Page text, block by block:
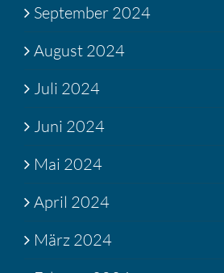
September 2024
August 2024
Juli 2024
Juni 2024
Mai 2024
April 2024
März 2024